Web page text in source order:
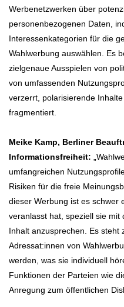
Werbenetzwerken über
personenbezogenen Daten,
Interessenkategorien für die
Wahlwerbung auswählen. Es
zielgenaue Ausspielen von
von umfassenden
verzerrt, polarisierende
fragmentiert.
Meike Kamp, Berliner
Informationsfreiheit:
umfangreichen
Risiken für die freie
dieser Werbung ist es schwer
veranlasst hat, speziell sie mit
Inhalt anzusprechen. Es steht
Adressat:innen von
werden, was sie individuell
Funktionen der Parteien wie
Anregung zum öffentlichen